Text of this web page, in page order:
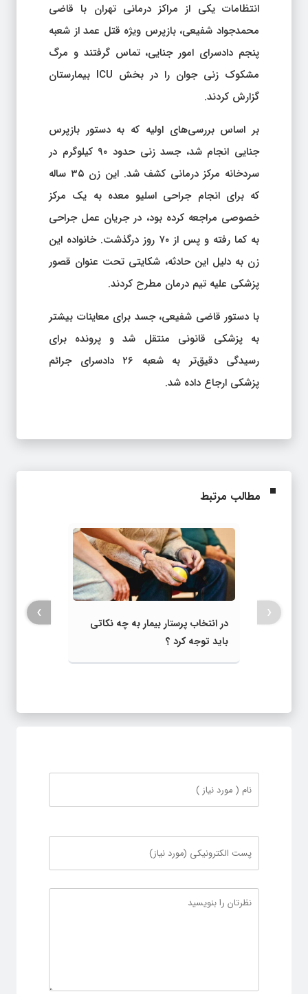
انتظامات یکی از مراکز درمانی تهران با قاضی
محمدجواد شفیعی، بازپرس ویژه قتل عمد از شعبه
پنجم دادسرای امور جنایی، تماس گرفتند و مرگ
مشکوک زنی جوان را در بخش ICU بیمارستان
گزارش کردند.
بر اساس بررسی‌های اولیه که به دستور بازپرس
جنایی انجام شد، جسد زنی حدود ۹۰ کیلوگرم در
سردخانه مرکز درمانی کشف شد. این زن ۳۵ ساله
که برای انجام جراحی اسلیو معده به یک مرکز
خصوصی مراجعه کرده بود، در جریان عمل جراحی
به کما رفته و پس از ۷۰ روز درگذشت. خانواده این
زن به دلیل این حادثه، شکایتی تحت عنوان قصور
پزشکی علیه تیم درمان مطرح کردند.
با دستور قاضی شفیعی، جسد برای معاینات بیشتر
به پزشکی قانونی منتقل شد و پرونده برای
رسیدگی دقیق‌تر به شعبه ۲۶ دادسرای جرائم
پزشکی ارجاع داده شد.
مطالب مرتبط
در انتخاب پرستار بیمار به چه نکاتی
باید توجه کرد ؟
‹
›